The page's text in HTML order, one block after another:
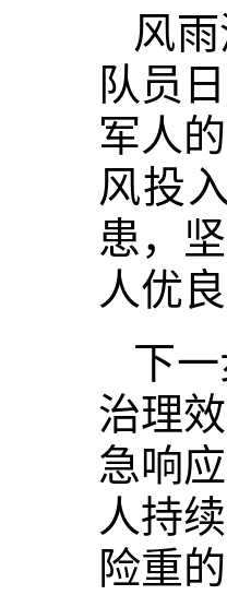
风
队 员
军人
风投
患，
人优
下
治理
急响
人持
险重